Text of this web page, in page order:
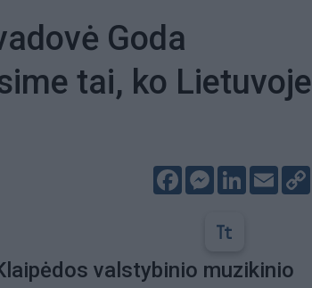
Goda
tai, ko Lietuvoje
FacebookMessenger
LinkedIn
Email
valstybinio muzikinio